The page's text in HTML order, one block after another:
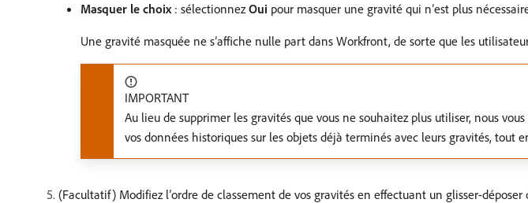
Masquer le choix: sélectionnezOui pour masquer une gravité qui n’est plus
Une gravité masquée ne s’affiche nulle part dans Workfront, de sorte que les
IMPORTANT
Au lieu de supprimer les gravités que vous ne souhaitez plus utiliser, nous
vos données historiques sur les objets déjà terminés avec leurs gravités, tout
(Facultatif) Modifiez l’ordre de classement de vos gravités en effectuant un glisser-déposer